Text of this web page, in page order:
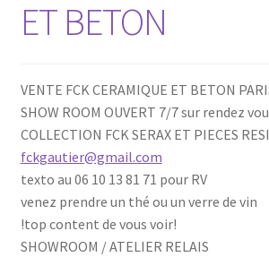
ET BETON
VENTE FCK CERAMIQUE ET BETON
SHOW ROOM OUVERT 7/7 sur rendez
COLLECTION FCK SERAX ET PIECES
fckgautier@gmail.com
texto au 06 10 13 81 71 pour RV
venez prendre un thé ou un verre de vin
!top content de vous voir!
SHOWROOM / ATELIER RELAIS